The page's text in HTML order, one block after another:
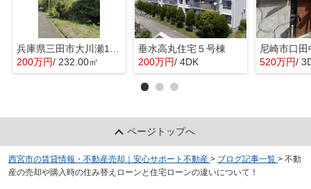
200万円/ 232.00㎡
垂水高丸住宅５号棟
200万円/ 4DK 520万円/
ページトップへ
西宮市の賃貸情報・不動産売却｜安心サポート不動産 > ブログ記事一覧 > 不動
産の売却や購入時の住み替えローンと住宅ローンの違いについて！